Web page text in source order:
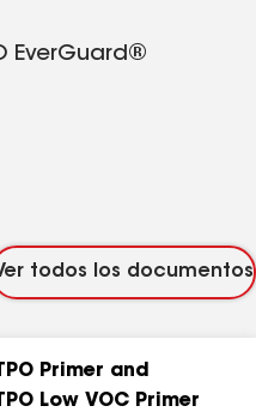
EverGuard®
todos los documentos
Primer and
Low VOC Primer